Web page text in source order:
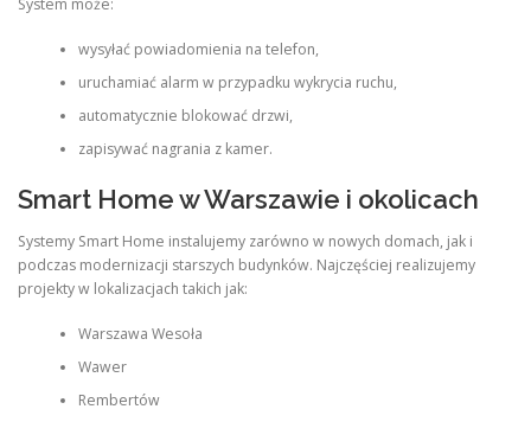
wysyłać powiadomienia na telefon,
uruchamiać alarm w przypadku wykrycia ruchu,
automatycznie blokować drzwi,
zapisywać nagrania z kamer.
Smart Home w Warszawie i okolicach
Systemy Smart Home instalujemy zarówno w nowych domach, jak i
podczas modernizacji starszych budynków. Najczęściej realizujemy
projekty w lokalizacjach takich jak:
Warszawa Wesoła
Wawer
Rembertów